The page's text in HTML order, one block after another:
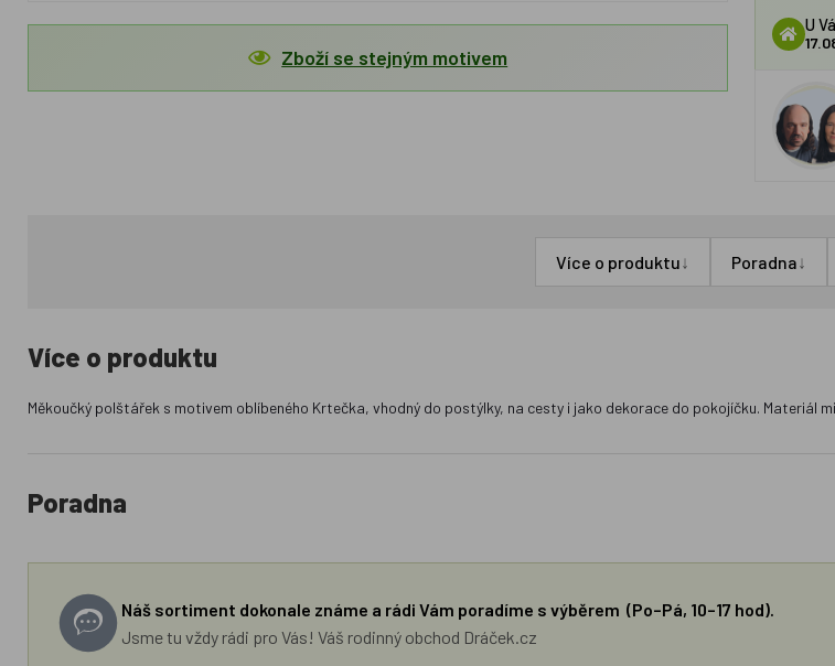
Zboží se stejným motivem
U
Více o produktu↓ Poradna↓
Více o produktu
Měkoučký polštářek s motivem oblíbeného Krtečka, vhodný do postýlky, na cesty i jako dekorace do pokojíčku. Materiál
Poradna
Náš sortiment dokonale známe a rádi Vám poradíme s výběrem (Po–Pá, 10–17 hod).
Jsme tu vždy rádi pro Vás! Váš rodinný obchod Dráček.cz